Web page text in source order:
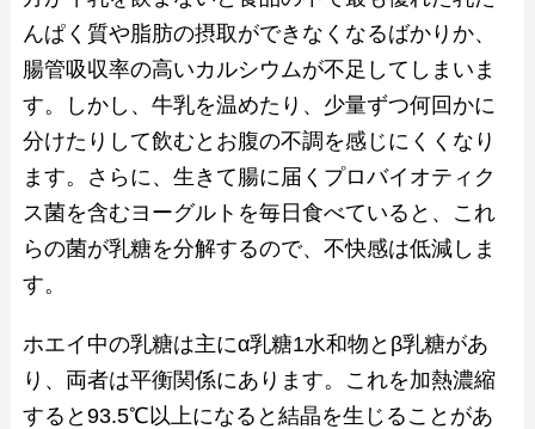
んぱく質や脂肪の摂取ができなくなるばかりか、
腸管吸収率の高いカルシウムが不足してしまいま
す。しかし、牛乳を温めたり、少量ずつ何回かに
分けたりして飲むとお腹の不調を感じにくくなり
ます。さらに、生きて腸に届くプロバイオティク
ス菌を含むヨーグルトを毎日食べていると、これ
らの菌が乳糖を分解するので、不快感は低減しま
す。
ホエイ中の乳糖は主にα乳糖1水和物とβ乳糖があ
り、両者は平衡関係にあります。これを加熱濃縮
すると93.5℃以上になると結晶を生じることがあ